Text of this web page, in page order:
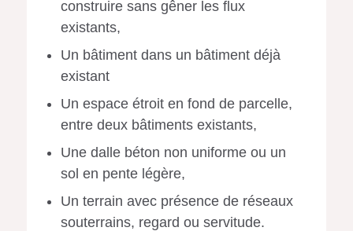
construire sans gêner les flux
existants,
Un bâtiment dans un bâtiment déjà
existant
Un espace étroit en fond de parcelle,
entre deux bâtiments existants,
Une dalle béton non uniforme ou un
sol en pente légère,
Un terrain avec présence de réseaux
souterrains, regard ou servitude.